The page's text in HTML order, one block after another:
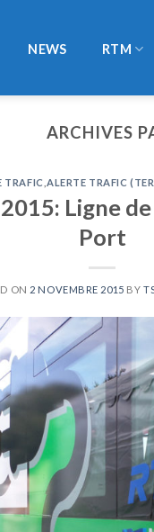
NEWS RTM
ARCHIVES
TRAFIC ,ALERTE TRAFIC
Ligne
Port
ON 2 NOVEMBRE 2015 BY